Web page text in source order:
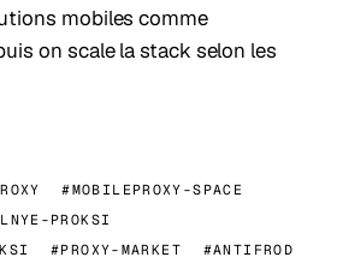
mobiles comme
on scale la stack selon les
#MOBILEPROXY-SPACE
PROKSI
#PROXY-MARKET
#ANTIFROD